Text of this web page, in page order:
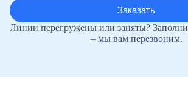
Линии перегружены или заняты?
– мы вам перезвоним.